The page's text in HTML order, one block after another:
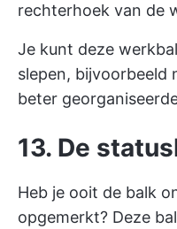
rechterhoek van de
Je kunt deze
slepen, bijvoorbeeld
beter
13. De
Heb je ooit de balk
opgemerkt? Deze